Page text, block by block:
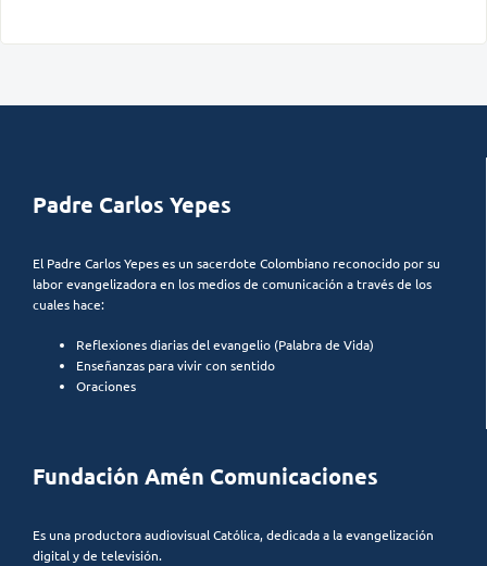
Padre Carlos Yepes
El Padre Carlos Yepes es un sacerdote Colombiano reconocido por su
labor evangelizadora en los medios de comunicación a través de los
cuales hace:
Reflexiones diarias del evangelio (Palabra de Vida)
Enseñanzas para vivir con sentido
Oraciones
Fundación Amén Comunicaciones
Es una productora audiovisual Católica, dedicada a la evangelización
digital y de televisión.